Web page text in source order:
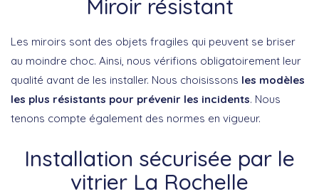
Miroir résistant
Les miroirs sont des objets fragiles qui peuvent se briser
au moindre choc. Ainsi, nous vérifions obligatoirement leur
qualité avant de les installer. Nous choisissons les modèles
les plus résistants pour prévenir les incidents. Nous
tenons compte également des normes en vigueur.
Installation sécurisée par le
vitrier La Rochelle